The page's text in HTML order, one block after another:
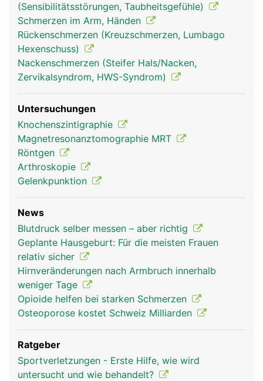
(Sensibilitätsstörungen, Taubheitsgefühle)
Schmerzen im Arm, Händen
Rückenschmerzen (Kreuzschmerzen, Lumbago
Hexenschuss)
Nackenschmerzen (Steifer Hals/Nacken,
Zervikalsyndrom, HWS-Syndrom)
Untersuchungen
Knochenszintigraphie
Magnetresonanztomographie MRT
Röntgen
Arthroskopie
Gelenkpunktion
News
Blutdruck selber messen – aber richtig
Geplante Hausgeburt: Für die meisten Frauen
relativ sicher
Hirnveränderungen nach Armbruch innerhalb
weniger Tage
Opioide helfen bei starken Schmerzen
Osteoporose kostet Schweiz Milliarden
Ratgeber
Sportverletzungen - Erste Hilfe, wie wird
untersucht und wie behandelt?